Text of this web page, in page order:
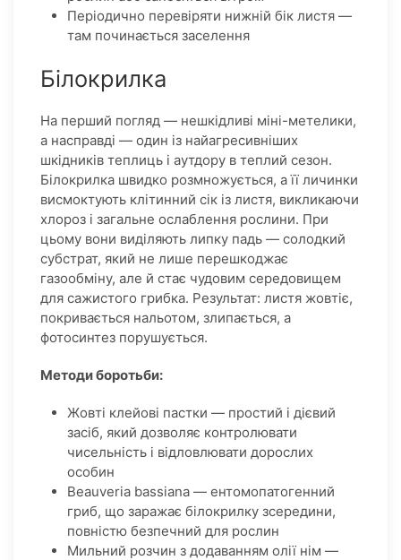
Періодично перевіряти нижній бік листя —
там починається заселення
Білокрилка
На перший погляд — нешкідливі міні-метелики,
а насправді — один із найагресивніших
шкідників теплиць і аутдору в теплий сезон.
Білокрилка швидко розмножується, а її личинки
висмоктують клітинний сік із листя, викликаючи
хлороз і загальне ослаблення рослини. При
цьому вони виділяють липку падь — солодкий
субстрат, який не лише перешкоджає
газообміну, але й стає чудовим середовищем
для сажистого грибка. Результат: листя жовтіє,
покривається нальотом, злипається, а
фотосинтез порушується.
Методи боротьби:
Жовті клейові пастки — простий і дієвий
засіб, який дозволяє контролювати
чисельність і відловлювати дорослих
особин
Beauveria bassiana — ентомопатогенний
гриб, що заражає білокрилку зсередини,
повністю безпечний для рослин
Мильний розчин з додаванням олії нім —